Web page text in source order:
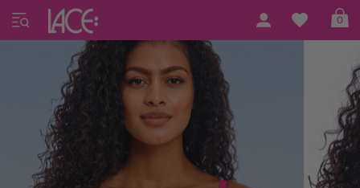
0
Home Freya Swim